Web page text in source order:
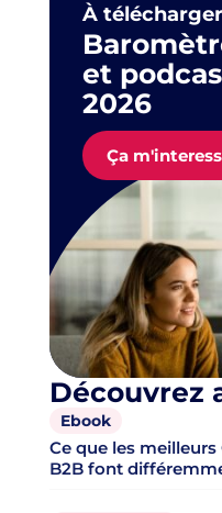
À télécharger
et
2026
Ça
Découvrez
Ebook
Ce que les meilleurs
B2B font